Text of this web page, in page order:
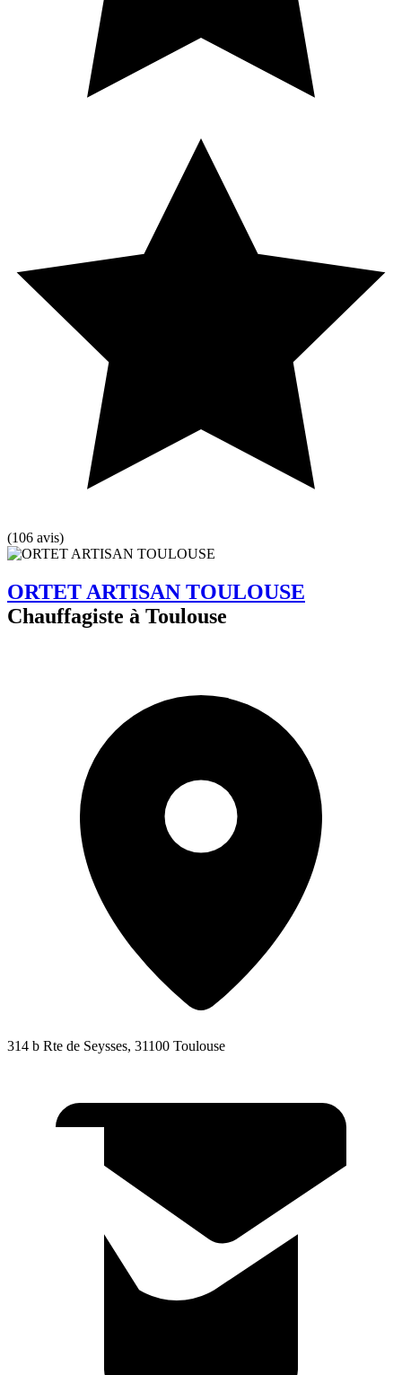
(106 avis)
ORTET ARTISAN TOULOUSE
Chauffagiste à Toulouse
314 b Rte de Seysses, 31100 Toulouse